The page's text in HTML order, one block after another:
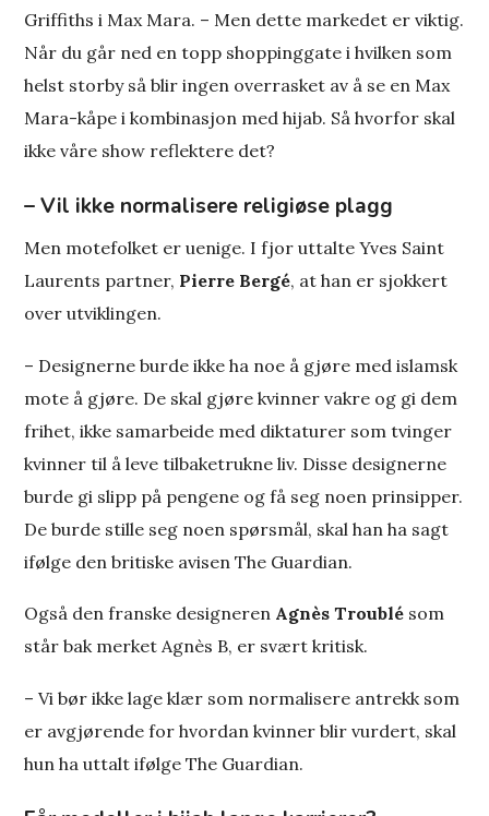
Griffiths i Max Mara. – Men dette markedet er viktig.
Når du går ned en topp shoppinggate i hvilken som
helst storby så blir ingen overrasket av å se en Max
Mara-kåpe i kombinasjon med hijab. Så hvorfor skal
ikke våre show reflektere det?
–Vil ikke normalisere religiøse plagg
Men motefolket er uenige. I fjor uttalte Yves Saint
Laurents partner, Pierre Bergé, at han er sjokkert
over utviklingen.
– Designerne burde ikke ha noe å gjøre med islamsk
mote å gjøre. De skal gjøre kvinner vakre og gi dem
frihet, ikke samarbeide med diktaturer som tvinger
kvinner til å leve tilbaketrukne liv. Disse designerne
burde gi slipp på pengene og få seg noen prinsipper.
De burde stille seg noen spørsmål, skal han ha sagt
ifølge den britiske avisen The Guardian.
Også den franske designeren Agnès Troublé som
står bak merket Agnès B, er svært kritisk.
– Vi bør ikke lage klær som normalisere antrekk som
er avgjørende for hvordan kvinner blir vurdert, skal
hun ha uttalt ifølge The Guardian.